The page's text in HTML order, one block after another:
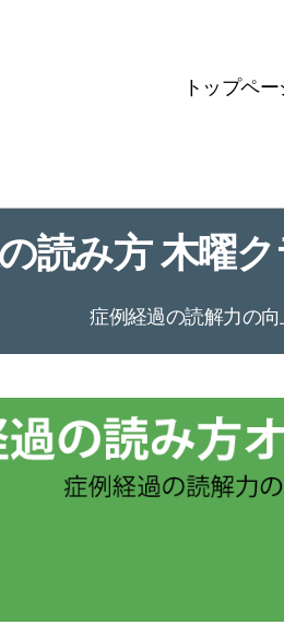
トップペー
読み方 木曜ク
症例経過の読解力の